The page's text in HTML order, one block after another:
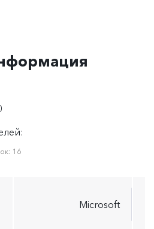
16
Microsoft